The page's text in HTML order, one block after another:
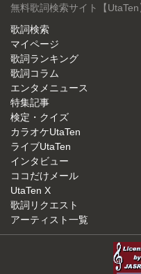
無料歌詞検索サイト【UtaTen
歌詞検索
マイページ
歌詞ランキング
歌詞コラム
エンタメニュース
特集記事
検定・クイズ
カラオケUtaTen
ライブUtaTen
インタビュー
ココだけメール
UtaTen X
歌詞リクエスト
アーティスト一覧